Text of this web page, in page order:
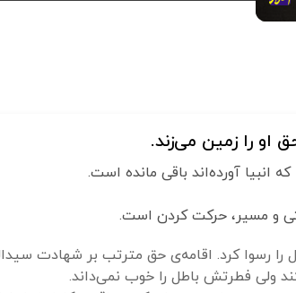
انبیا آورده‌اند باقی مانده است.
و مسیر، حرکت کردن است.
را رسوا کرد. اقامه‌ی حق مترتب بر شهادت
ولی فطرتش باطل را خوب نمی‌داند.